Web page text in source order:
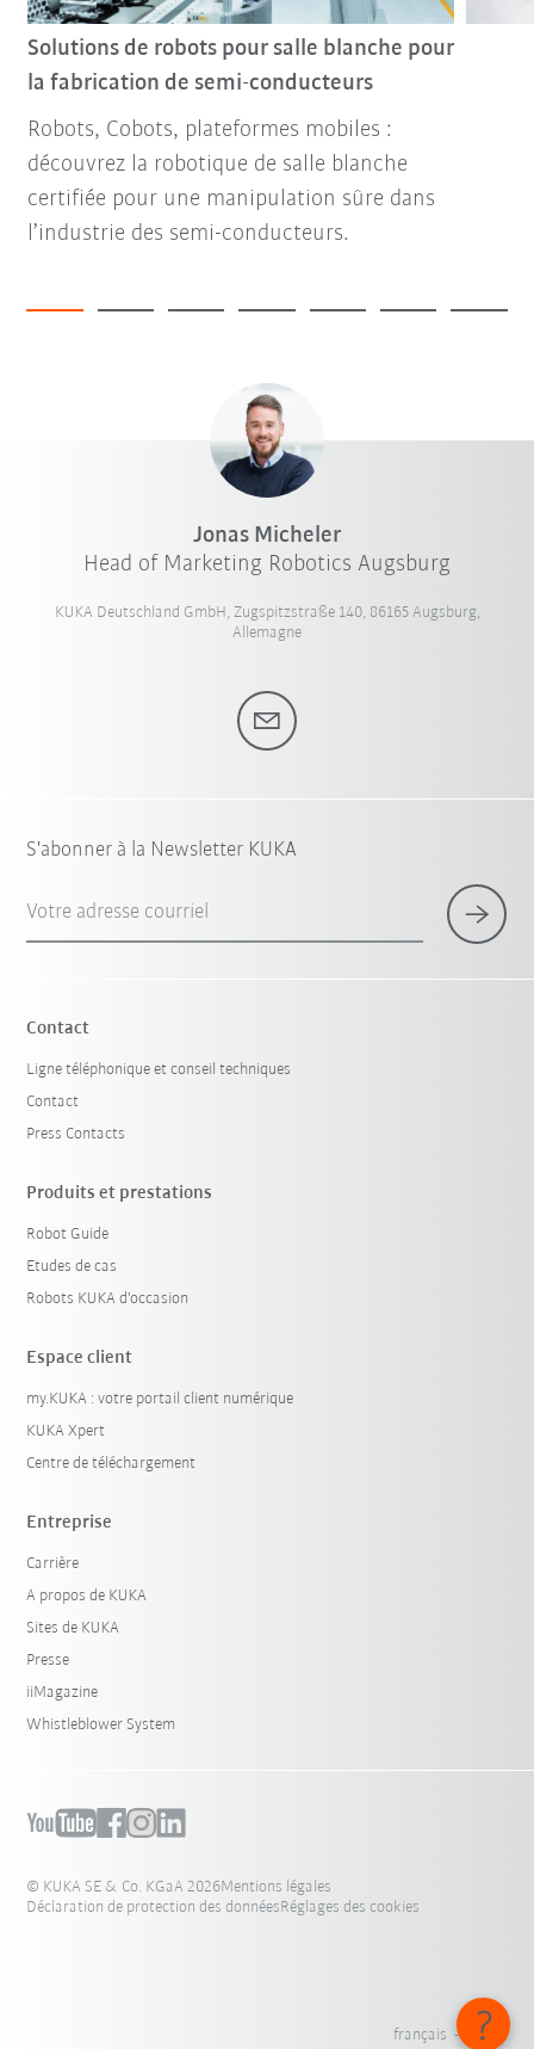
Solutions de robots pour salle blanche pour
la fabrication de semi-conducteurs
Robots, Cobots, plateformes mobiles :
découvrez la robotique de salle blanche
certifiée pour une manipulation sûre dans
l’industrie des semi-conducteurs.
Jonas Micheler
Head of Marketing Robotics Augsburg
KUKA Deutschland GmbH, Zugspitzstraße 140, 86165 Augsburg,
Allemagne
S'abonner à la Newsletter KUKA
Votre adresse courriel
Contact
Ligne téléphonique et conseil techniques
Contact
Press Contacts
Produits et prestations
Robot Guide
Etudes de cas
Robots KUKA d'occasion
Espace client
my.KUKA : votre portail client numérique
KUKA Xpert
Centre de téléchargement
Entreprise
Carrière
A propos de KUKA
Sites de KUKA
Presse
iiMagazine
Whistleblower System
© KUKA SE & Co. KGaA 2026Mentions légales
Déclaration de protection des données Réglages des cookies
français - Suisse